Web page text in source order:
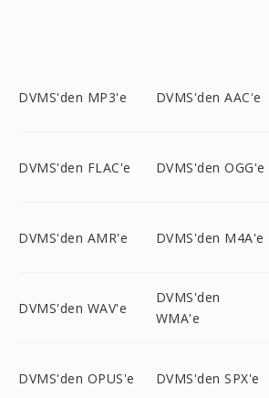
DVMS'den MP3'e DVMS'den AAC'e
DVMS'den FLAC'e DVMS'den OGG'e
DVMS'den AMR'e DVMS'den M4A'e
DVMS'den WAV'e
DVMS'den
WMA'e
DVMS'den OPUS'e DVMS'den SPX'e